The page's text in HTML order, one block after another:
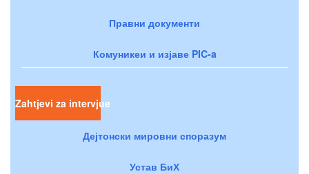
Правни документи
Комуникеи и изјаве PIC-a
Zahtjevi za intervjue
Дејтонски мировни споразум
Устав БиХ